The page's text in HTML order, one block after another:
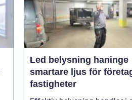
Led belysning haninge
smartare ljus för
fastigheter